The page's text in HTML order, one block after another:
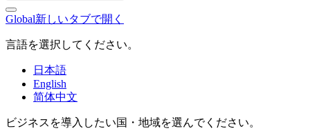
Global新しいタブで開く
言語を選択してください。
日本語
English
简体中文
ビジネスを導入したい国・地域を選んでください。